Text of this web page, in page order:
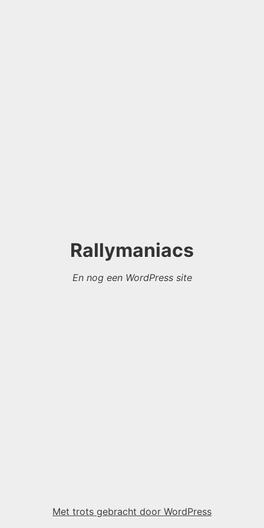
Rallymaniacs
En nog een WordPress site
Met trots gebracht door WordPress